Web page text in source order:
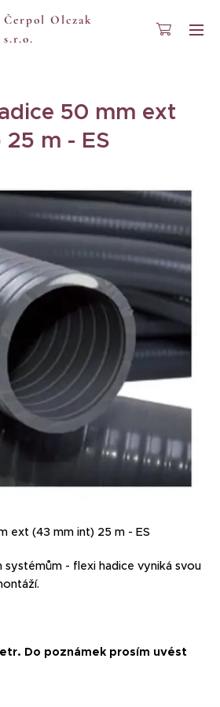
Čerpol Olczak
s.r.o.
50 mm ext
m - ES
ext (43 mm int) 25 m - ES
- flexi hadice vyniká svou
Do poznámek prosím uvést